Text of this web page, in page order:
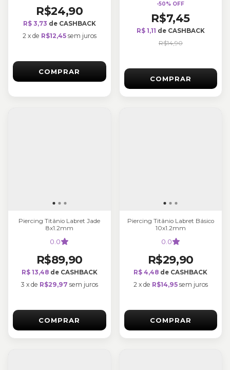
R$24,90
R$ 3,73 de CASHBACK
2 x de R$12,45 sem juros
COMPRAR
-50% OFF
R$7,45
R$ 1,11 de CASHBACK
R$14,90
COMPRAR
Piercing Titânio Labret Jade
8x1.2mm
0.0
R$89,90
R$ 13,48de CASHBACK
3 x de R$29,97 sem juros
COMPRAR
Piercing Titânio Labret Básico
10x1.2mm
0.0
R$29,90
R$ 4,48 de CASHBACK
2 x de R$14,95 sem juros
COMPRAR